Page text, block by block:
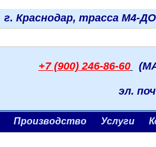
г. Краснодар, трасса М4-
+7 (900) 246-86-60
эл.
Производство Услуги